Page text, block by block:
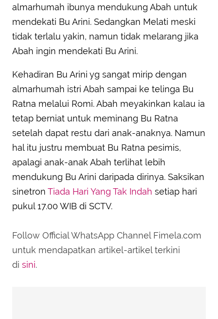
almarhumah ibunya mendukung Abah untuk
mendekati Bu Arini. Sedangkan Melati meski
tidak terlalu yakin, namun tidak melarang jika
Abah ingin mendekati Bu Arini.
Kehadiran Bu Arini yg sangat mirip dengan
almarhumah istri Abah sampai ke telinga Bu
Ratna melalui Romi. Abah meyakinkan kalau ia
tetap berniat untuk meminang Bu Ratna
setelah dapat restu dari anak-anaknya. Namun
hal itu justru membuat Bu Ratna pesimis,
apalagi anak-anak Abah terlihat lebih
mendukung Bu Arini daripada dirinya. Saksikan
sinetron Tiada Hari Yang Tak Indah setiap hari
pukul 17.00 WIB di SCTV.
Follow Official WhatsApp Channel Fimela.com
untuk mendapatkan artikel-artikel terkini
di sini.